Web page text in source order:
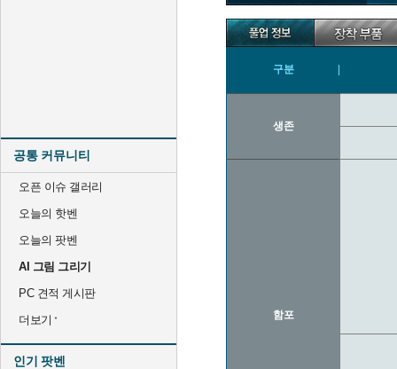
공통 커뮤니티
오픈 이슈 갤러리
오늘의 핫벤
오늘의 팟벤
AI 그림 그리기
PC 견적 게시판
더보기
인기 팟벤
구분
생존
함포